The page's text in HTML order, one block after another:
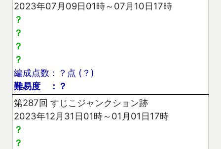
2023年07月09日01時～07月10日17時
？
？
？
？
編成点数：？点 (？)
難易度 ：？
第287回 すじこジャンクション跡
2023年12月31日01時～01月01日17時
？
？